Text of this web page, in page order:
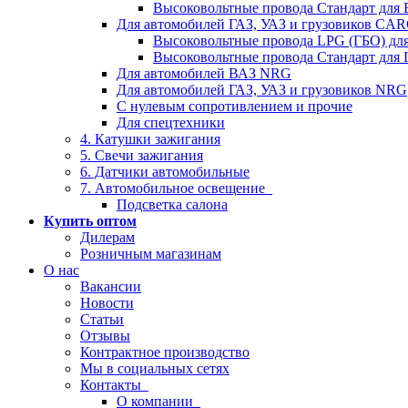
Высоковольтные провода Стандарт для
Для автомобилей ГАЗ, УАЗ и грузовиков
Высоковольтные провода LPG (ГБО)
Высоковольтные провода Стандарт для
Для автомобилей ВАЗ NRG
Для автомобилей ГАЗ, УАЗ и грузовиков NRG
С нулевым сопротивлением и прочие
Для спецтехники
4. Катушки зажигания
5. Свечи зажигания
6. Датчики автомобильные
7. Автомобильное освещение
Подсветка салона
Купить оптом
Дилерам
Розничным магазинам
О нас
Вакансии
Новости
Статьи
Отзывы
Контрактное производство
Мы в социальных сетях
Контакты
О компании